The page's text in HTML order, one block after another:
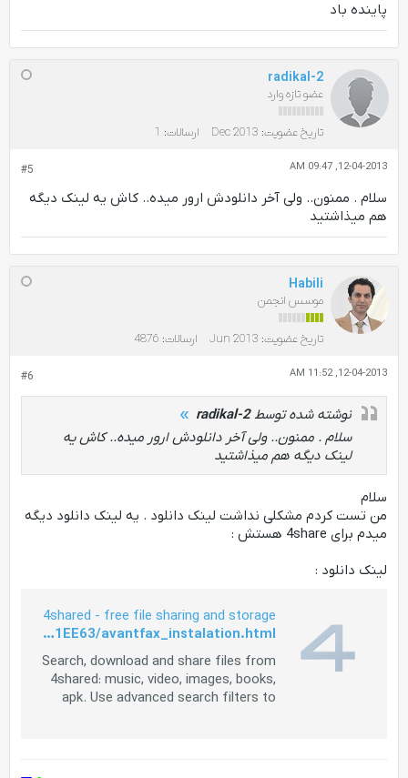
پاينده باد
radikal-2
عضو تازه وارد
تاریخ عضویت: Dec 2013 ارسالات: 1
#5 12-04-2013, 09:47 AM
سلام . ممنون.. ولی آخر دانلودش ارور میده.. کاش یه لینک دیگه
هم میذاشتید
Habili
موسس انجمن
تاریخ عضویت: Jun 2013 ارسالات: 4876
#6 12-04-2013, 11:52 AM
نوشته شده توسطradikal-2
سلام . ممنون.. ولی آخر دانلودش ارور میده.. کاش یه
لینک دیگه هم میذاشتید
سلام
من تست کردم مشکلی نداشت لینک دانلود . یه لینک دانلود دیگه
میدم برای 4share هستش :
لینک دانلود :
4shared - free file sharing and storage
http://www.4shared.com/archive/ckG1EE63/avantfax_instalation.html
Search, download and share files from
4shared: music, video, images, books,
apk. Use advanced search filters to